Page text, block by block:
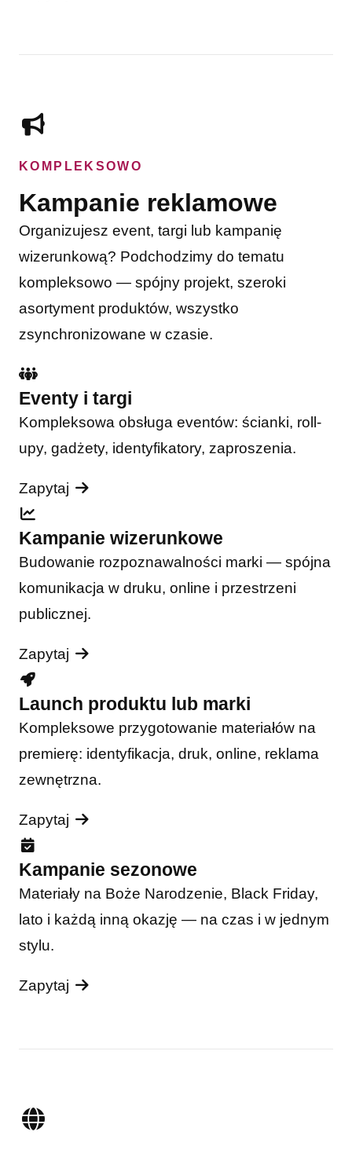
KOMPLEKSOWO
Kampanie reklamowe
Organizujesz event, targi lub kampanię
wizerunkową? Podchodzimy do tematu
kompleksowo — spójny projekt, szeroki
asortyment produktów, wszystko
zsynchronizowane w czasie.
Eventy i targi
Kompleksowa obsługa eventów: ścianki, roll-
upy, gadżety, identyfikatory, zaproszenia.
Zapytaj
Kampanie wizerunkowe
Budowanie rozpoznawalności marki — spójna
komunikacja w druku, online i przestrzeni
publicznej.
Zapytaj
Launch produktu lub marki
Kompleksowe przygotowanie materiałów na
premierę: identyfikacja, druk, online, reklama
zewnętrzna.
Zapytaj
Kampanie sezonowe
Materiały na Boże Narodzenie, Black Friday,
lato i każdą inną okazję — na czas i w jednym
stylu.
Zapytaj